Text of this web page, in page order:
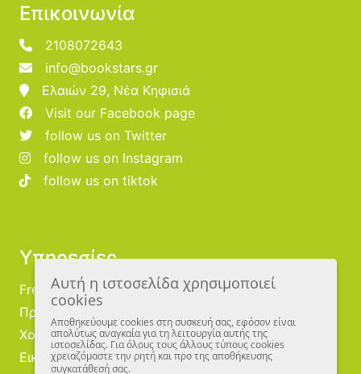
Επικοινωνία
2108072643
info@bookstars.gr
Ελαιών 29, Νέα Κηφισιά
Visit our Facebook page
follow us on Twitter
follow us on Instagram
follow us on tiktok
Υπηρεσίες
Free Publishing
Προμηθευτές
Χονδρική
Εικονογράφοι
Αυτή η ιστοσελίδα χρησιμοποιεί
cookies
Αποθηκεύουμε cookies στη συσκευή σας, εφόσον είναι
απολύτως αναγκαία για τη λειτουργία αυτής της
ιστοσελίδας. Για όλους τους άλλους τύπους cookies
χρειαζόμαστε την ρητή και προ της αποθήκευσης
συγκατάθεσή σας.